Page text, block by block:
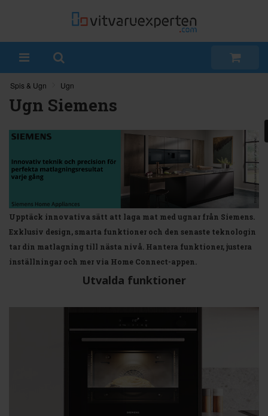
Spis & Ugn Ugn
Ugn Siemens
Upptäck innovativa sätt att laga mat med ugnar från Siemens.
Exklusiv design, smarta funktioner och den senaste teknologin
tar din matlagning till nästa nivå. Hantera funktioner, justera
inställningar och mer via Home Connect-appen.
Utvalda funktioner